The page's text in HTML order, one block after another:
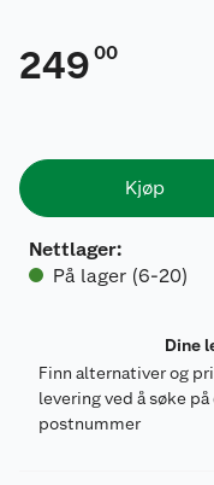
249 00
Kjøp
Nettlager:
På lager (6-20)
Dine
Finn alternativer og
levering ved å søke
postnummer